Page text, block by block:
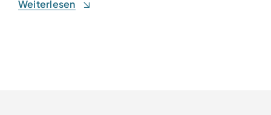
Weiterlesen